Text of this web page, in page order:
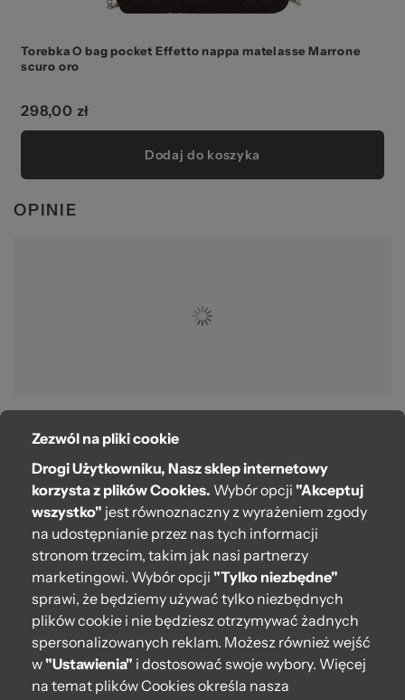
Torebka O bag pocket Effetto nappa matelasse Marrone
scuro oro
298,00 zł
Dodaj do koszyka
OPINIE
O bag
Pomoc
Moje O bag
Kontakt
222 571 414
bok@obagstore.pl
WhatsApp O bag Polska
Pon.-pt. w godz 08:00 - 16:00
Zezwól na pliki cookie
Drogi Użytkowniku, Nasz sklep internetowy
korzysta z plików Cookies. Wybór opcji "Akceptuj
wszystko" jest równoznaczny z wyrażeniem zgody
na udostępnianie przez nas tych informacji
stronom trzecim, takim jak nasi partnerzy
marketingowi. Wybór opcji "Tylko niezbędne"
sprawi, że będziemy używać tylko niezbędnych
plików cookie i nie będziesz otrzymywać żadnych
spersonalizowanych reklam. Możesz również wejść
w"Ustawienia" i dostosować swoje wybory. Więcej
na temat plików Cookies określa nasza